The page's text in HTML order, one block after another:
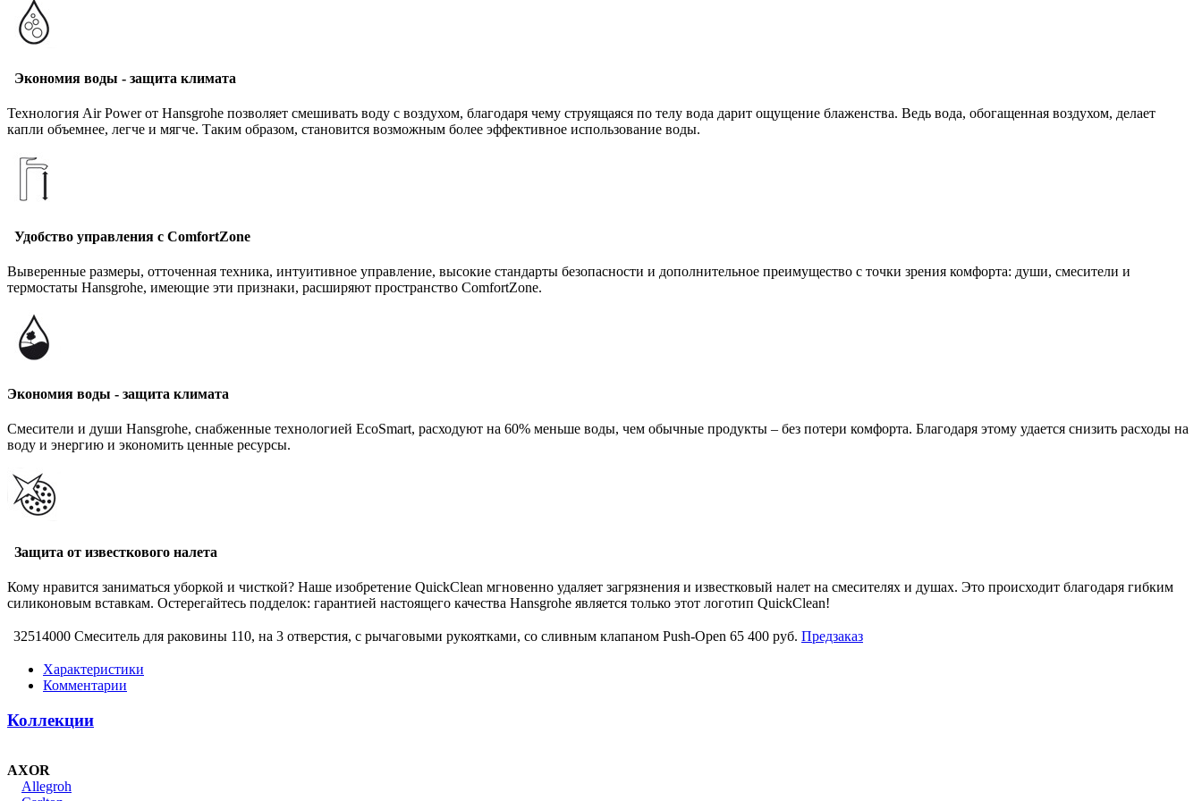
Экономия воды - защита климата
Технология Air Power от Hansgrohe позволяет смешивать воду с воздухом, благодаря чему струящаяся по телу вода дарит ощущение блаженства. Ведь вода, обогащенная воздухом, делает
капли объемнее, легче и мягче. Таким образом, становится возможным более эффективное использование воды.
Удобство управления с ComfortZone
Выверенные размеры, отточенная техника, интуитивное управление, высокие стандарты безопасности и дополнительное преимущество с точки зрения комфорта: души, смесители и
термостаты Hansgrohe, имеющие эти признаки, расширяют пространство ComfortZone.
Экономия воды - защита климата
Смесители и души Hansgrohe, снабженные технологией EcoSmart, расходуют на 60% меньше воды, чем обычные продукты – без потери комфорта. Благодаря этому удается снизить расходы на
воду и энергию и экономить ценные ресурсы.
Защита от известкового налета
Кому нравится заниматься уборкой и чисткой? Наше изобретение QuickClean мгновенно удаляет загрязнения и известковый налет на смесителях и душах. Это происходит благодаря гибким
силиконовым вставкам. Остерегайтесь подделок: гарантией настоящего качества Hansgrohe является только этот логотип QuickClean!
32514000 Смеситель для раковины 110, на 3 отверстия, с рычаговыми рукоятками, со сливным клапаном Push-Open 65 400 руб. Предзаказ
Характеристики
Комментарии
Коллекции
AXOR
Allegroh